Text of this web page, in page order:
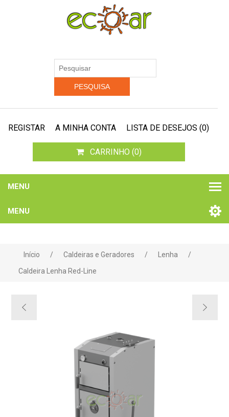
REGISTAR A MINHA CONTA LISTA DE DESEJOS (0)
CARRINHO (0)
MENU
MENU
Início / Caldeiras e Geradores / Lenha
/
Caldeira Lenha Red-Line